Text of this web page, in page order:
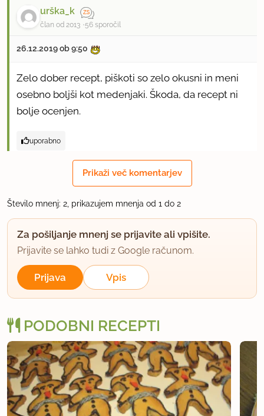
urška_k
član od 2013 56 sporočil
26.12.2019 ob 9:50
Zelo dober recept, piškoti so zelo okusni in meni
osebno boljši kot medenjaki. Škoda, da recept ni
bolje ocenjen.
uporabno
Prikaži več komentarjev
Število mnenj: 2, prikazujem mnenja od 1 do 2
Za pošiljanje mnenj se prijavite ali vpišite.
Prijavite se lahko tudi z Google računom.
Prijava Vpis
PODOBNI RECEPTI